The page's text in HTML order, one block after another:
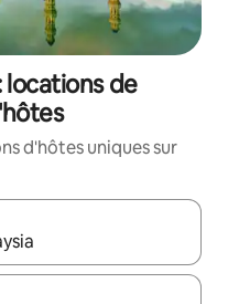
locations de
d'hôtes uniques sur
utilisez les flèches vers le